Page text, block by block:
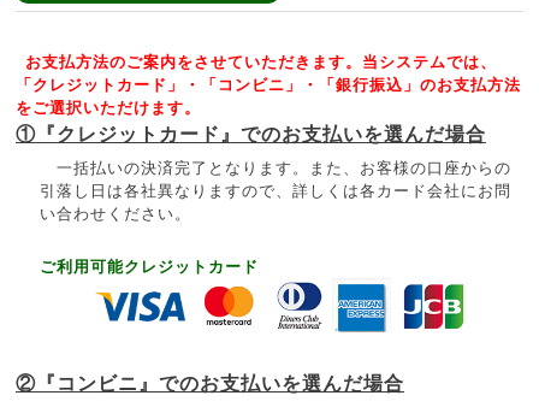
お支払方法のご案内をさせていただきます。当システムでは、
「クレジットカード」・「コンビニ」・「銀行振込」のお支払方法
をご選択いただけます。
①『クレジットカード』でのお支払いを選んだ場合
一括払いの決済完了となります。また、お客様の口座からの
引落し日は各社異なりますので、詳しくは各カード会社にお問
い合わせください。
ご利用可能クレジットカード
②『コンビニ』でのお支払いを選んだ場合